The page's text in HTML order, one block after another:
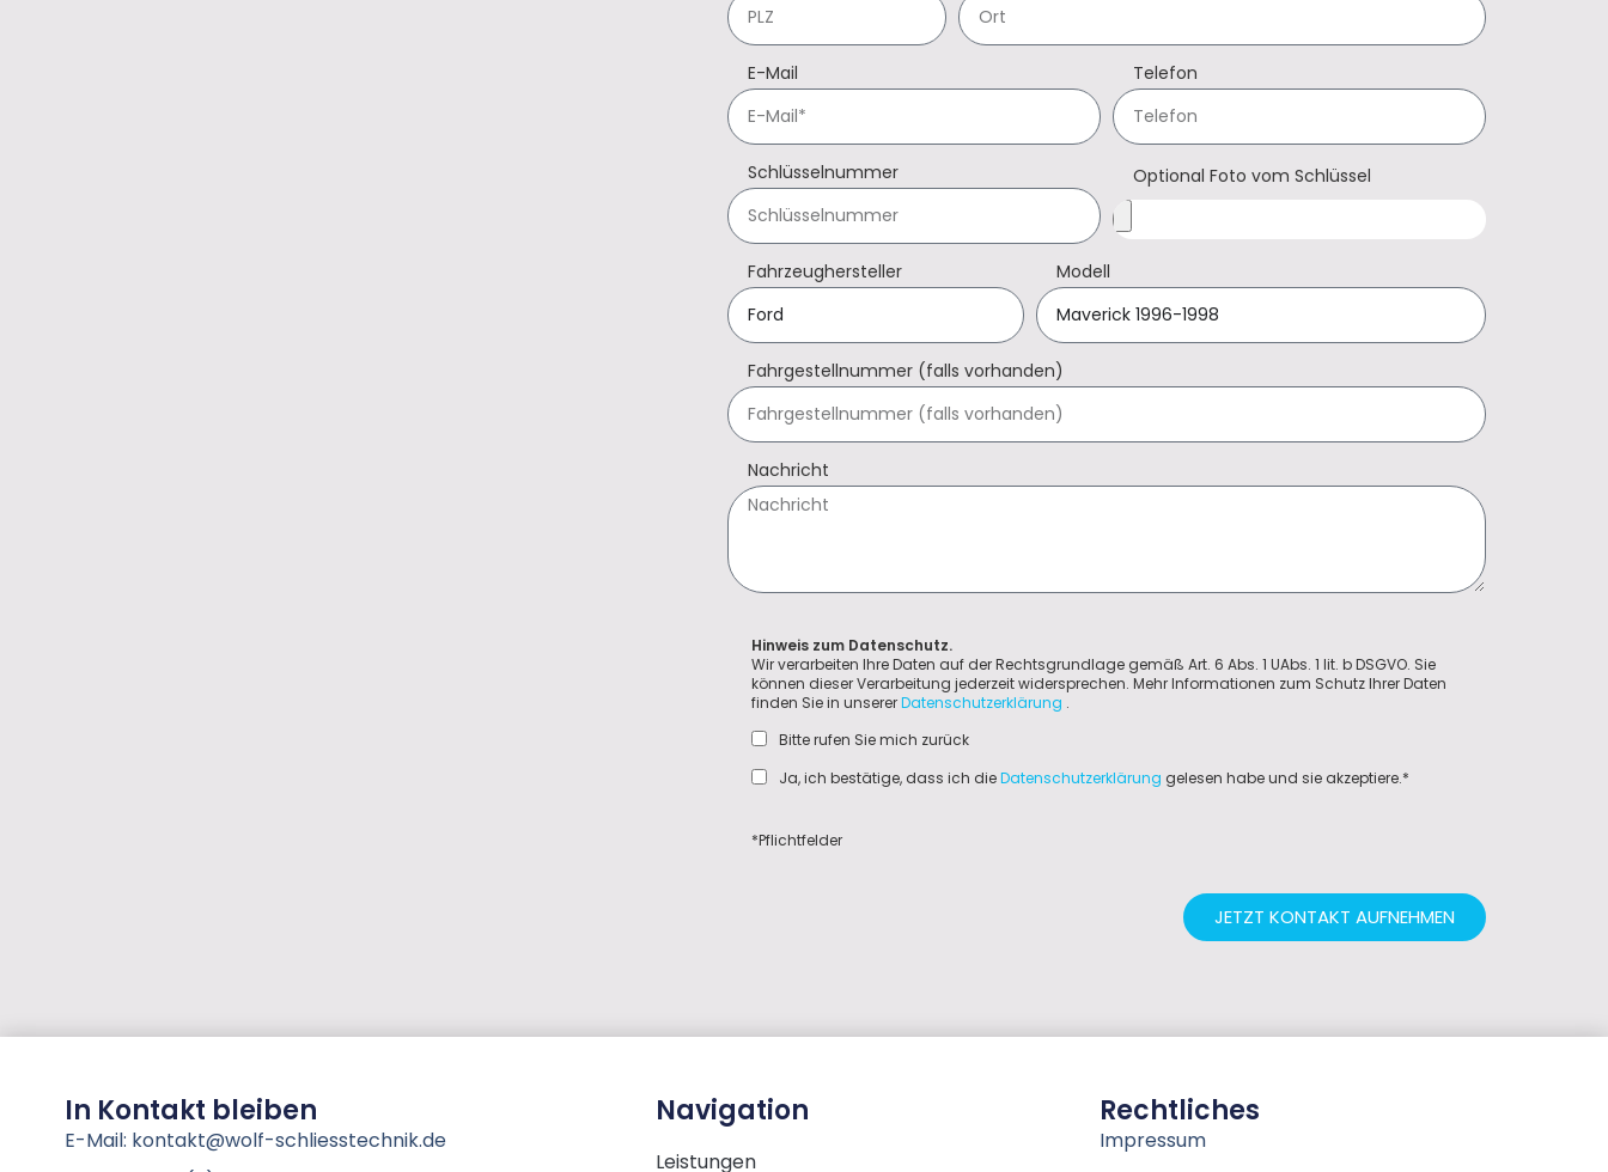
E-Mail Telefon
Schlüsselnummer Optional Foto vom Schlüssel
Fahrzeughersteller Modell
Fahrgestellnummer (falls vorhanden)
Nachricht
Hinweis zum Datenschutz.
Wir verarbeiten Ihre Daten auf der Rechtsgrundlage gemäß Art. 6 Abs. 1 UAbs. 1 lit. b DSGVO. Sie
können dieser Verarbeitung jederzeit widersprechen. Mehr Informationen zum Schutz Ihrer Daten
finden Sie in unsererDatenschutzerklärung .
Bitte rufen Sie mich zurück
Ja, ich bestätige, dass ich dieDatenschutzerklärung gelesen habe und sie akzeptiere.*
*Pflichtfelder
JETZT KONTAKT AUFNEHMEN
In Kontakt bleiben
E-Mail: kontakt@wolf-schliesstechnik.de
Navigation
Leistungen
Rechtliches
Impressum